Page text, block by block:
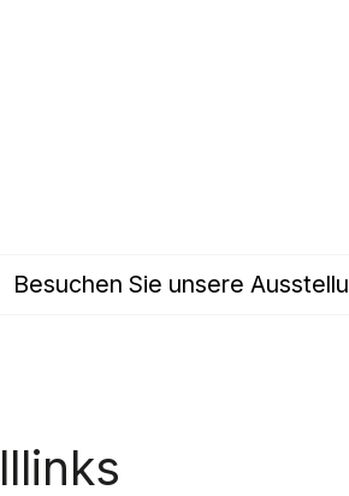
Besuchen Sie unsere